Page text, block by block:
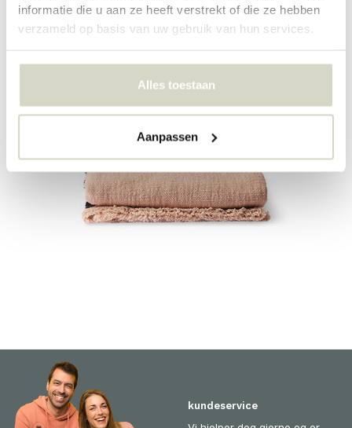
informatie die u aan ze heeft verstrekt of die ze hebben
verzameld op basis van uw gebruik van hun services.
Alles toestaan
Aanpassen
tepper. Leve og selskapet har de beste bidragene valgt fra
Bloomingville ,HAY,HK-stue ,Hus Doctor.
kundeservice